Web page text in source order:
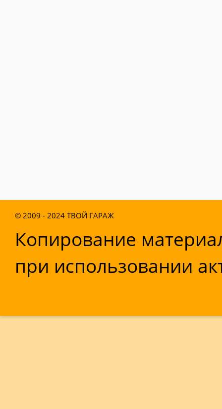
© 2009 - 2024 ТВОЙ ГАРАЖ
Копирование
при использовании